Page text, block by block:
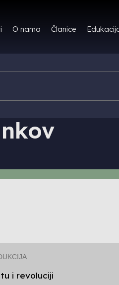
O nama Članice
- AUTORI
i revoluciji